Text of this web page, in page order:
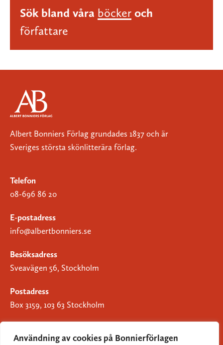
Användning av cookies på Bonnierförlagen
Sök bland våra böcker och
författare
Albert Bonniers Förlag grundades 1837 och är
Sveriges största skönlitterära förlag.
Telefon
08-696 86 20
E-postadress
info@albertbonniers.se
Besöksadress
Sveavägen 56, Stockholm
Postadress
Box 3159, 103 63 Stockholm